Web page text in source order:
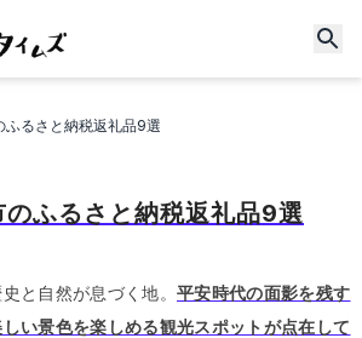
ふるさと納税返礼品9選
ふるさと納税返礼品9選
と自然が息づく地。平安時代の面影を残す
い景色を楽しめる観光スポットが点在して